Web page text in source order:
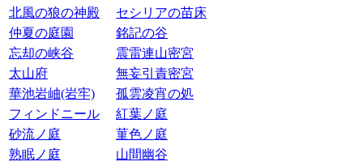
北風の狼の神殿
セシリアの苗床
仲夏の庭園
銘記の谷
忘却の峡谷
震雷連山密宮
太山府
無妄引責密宮
華池岩岫(岩牢)
孤雲凌宵の処
フィンドニール
紅葉ノ庭
砂流ノ庭
菫色ノ庭
熟眠ノ庭
山間幽谷